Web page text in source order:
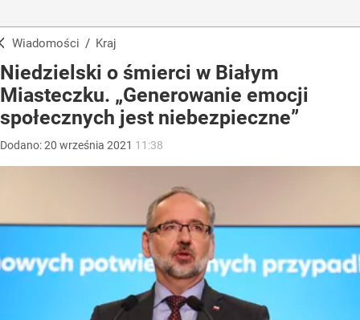
Wiadomości / Kraj
Niedzielski o śmierci w Białym
Miasteczku. „Generowanie emocji
społecznych jest niebezpieczne”
Dodano:20 września 2021 11:38